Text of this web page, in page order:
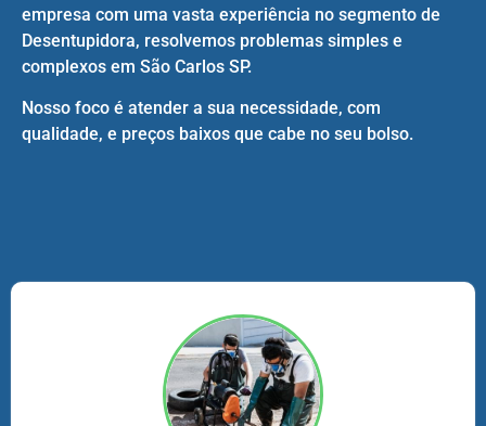
empresa com uma vasta experiência no segmento de
Desentupidora, resolvemos problemas simples e
complexos em São Carlos SP.
Nosso foco é atender a sua necessidade, com
qualidade, e preços baixos que cabe no seu bolso.